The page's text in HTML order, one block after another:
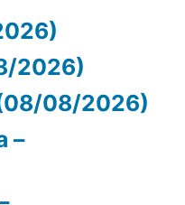
2026)
08/2026)
–